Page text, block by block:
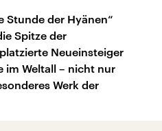
Stunde der Hyänen“
Spitze der
Neueinsteiger
im Weltall – nicht nur
Werk der